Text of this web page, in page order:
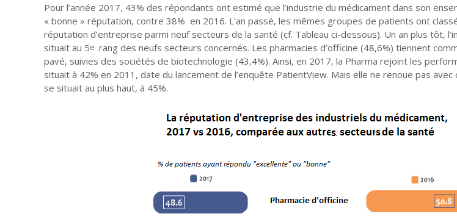
Pour l’année 2017, 43% des répondants ont estimé que l’industrie du médicament dans son
« bonne » réputation, contre 38% en 2016. L’an passé, les mêmes groupes de patients ont
réputation d’entreprise parmi neuf secteurs de la santé (cf. Tableau ci-dessous). Un an plus tôt,
situait au 5e rang des neufs secteurs concernés. Les pharmacies d’officine (48,6%) tiennent
pavé, suivies des sociétés de biotechnologie (43,4%). Ainsi, en 2017, la Pharma rejoint les
situait à 42% en 2011, date du lancement de l’enquête PatientView. Mais elle ne renoue pas avec
se situait au plus haut, à 45%.